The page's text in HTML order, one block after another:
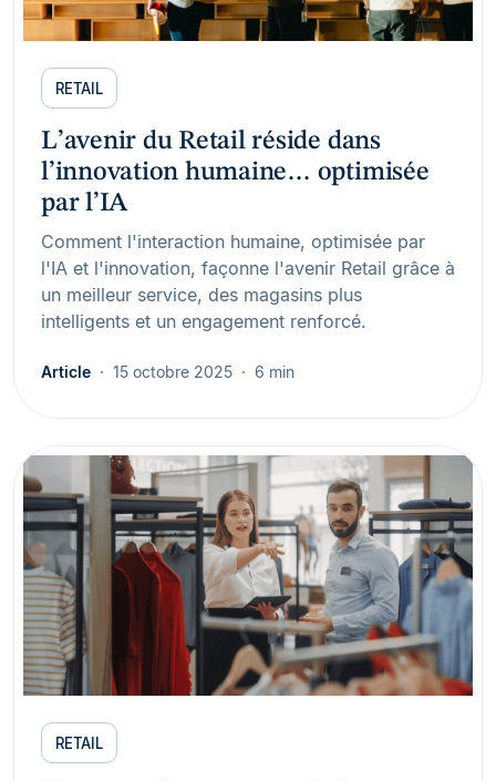
RETAIL
L’avenir du Retail réside dans
l’innovation humaine… optimisée
par l’IA
Comment l'interaction humaine, optimisée par
l'IA et l'innovation, façonne l'avenir Retail grâce à
un meilleur service, des magasins plus
intelligents et un engagement renforcé.
Article 15 octobre 2025 6 min
RETAIL